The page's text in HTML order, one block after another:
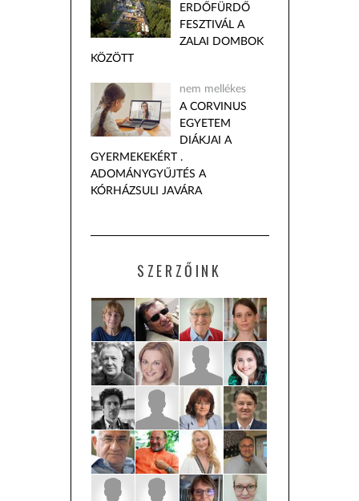
ERDŐFÜRDŐ
FESZTIVÁL A
ZALAI DOMBOK
KÖZÖTT
nem mellékes
A CORVINUS
EGYETEM
DIÁKJAI A
GYERMEKEKÉRT .
ADOMÁNYGYŰJTÉS A
KÓRHÁZSULI JAVÁRA
SZERZŐINK